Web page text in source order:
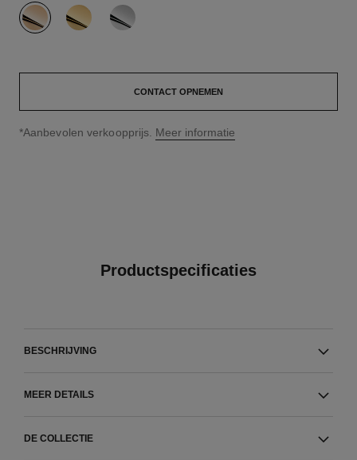
variant (3)
CONTACT OPNEMEN
↩
*Aanbevolen verkoopprijs. Meer informatie
Productspecificaties
BESCHRIJVING
MEER DETAILS
DE COLLECTIE